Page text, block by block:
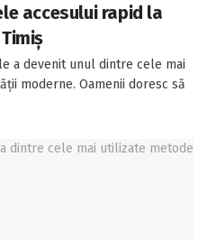
accesului rapid la
a devenit unul dintre cele mai
moderne. Oamenii doresc să